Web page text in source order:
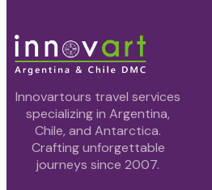
Innovartours travel services
specializing in Argentina,
Chile, and Antarctica.
Crafting unforgettable
journeys since 2007.